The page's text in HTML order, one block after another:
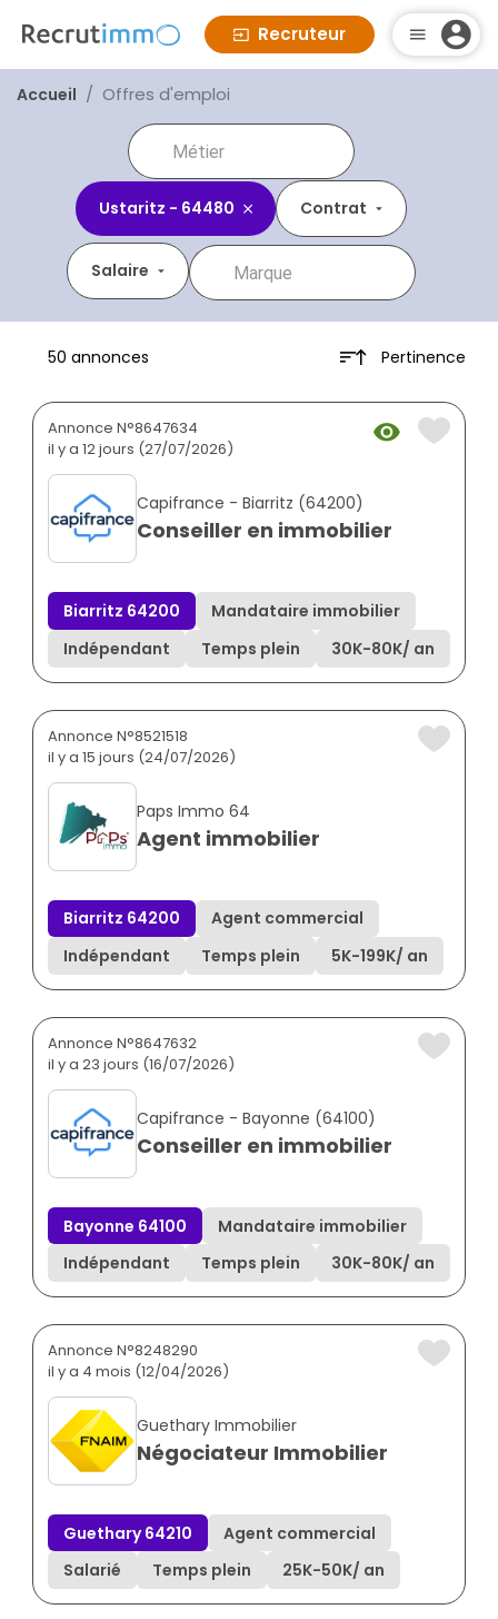
Recruteur
Accueil Offres d'emploi
Ustaritz - 64480 Contrat
Salaire
50 annonces Pertinence
Annonce N°8647634
il y a 12 jours (27/07/2026)
Capifrance - Biarritz (64200)
Conseiller en immobilier
Biarritz 64200
Mandataire immobilier
Indépendant
Temps plein 30K-80K/ an
Annonce N°8521518
il y a 15 jours (24/07/2026)
Paps Immo 64
Agent immobilier
Biarritz 64200
Agent commercial
Indépendant
Temps plein 5K-199K/ an
Annonce N°8647632
il y a 23 jours (16/07/2026)
Capifrance - Bayonne (64100)
Conseiller en immobilier
Bayonne 64100
Mandataire immobilier
Indépendant
Temps plein 30K-80K/ an
Annonce N°8248290
il y a 4 mois (12/04/2026)
Guethary Immobilier
Négociateur Immobilier
Guethary 64210
Agent commercial
Salarié
Temps plein 25K-50K/ an